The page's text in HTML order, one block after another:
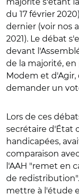
du 17 février
dernier (voir nos
2021). Le débat
devant
de la majorité,
Modem et
demander un
Lors de ces
secrétaire d'État
handicapées,
comparaison
l'AAH "remet en
de
mettre à l'étude